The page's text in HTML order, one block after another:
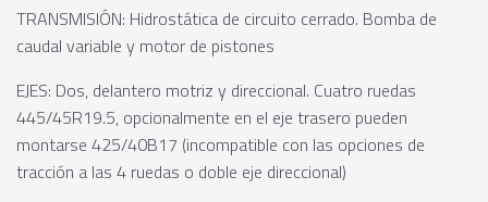
TRANSMISIÓN: Hidrostática de circuito cerrado. Bomba de
caudal variable y motor de pistones
EJES: Dos, delantero motriz y direccional. Cuatro ruedas
445/45R19.5, opcionalmente en el eje trasero pueden
montarse 425/40B17 (incompatible con las opciones de
tracción a las 4 ruedas o doble eje direccional)